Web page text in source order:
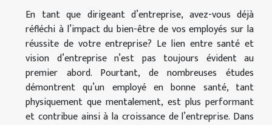
En tant que dirigeant d’entreprise, avez-vous déjà
réfléchi à l’impact du bien-être de vos employés sur la
réussite de votre entreprise? Le lien entre santé et
vision d’entreprise n’est pas toujours évident au
premier abord. Pourtant, de nombreuses études
démontrent qu’un employé en bonne santé, tant
physiquement que mentalement, est plus performant
et contribue ainsi à la croissance de l’entreprise. Dans